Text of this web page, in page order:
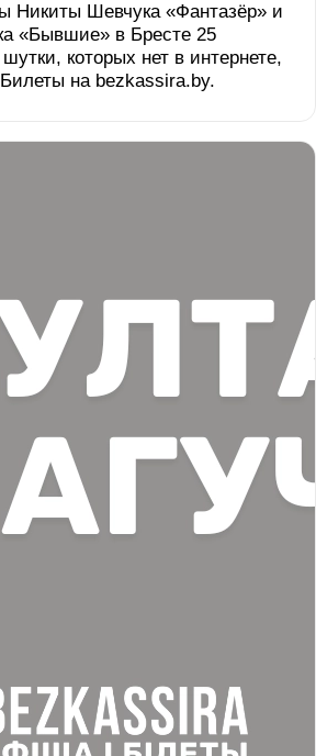
Никиты Шевчука «Фантазёр» и
«Бывшие» в Бресте 25
которых нет в интернете,
на bezkassira.by.